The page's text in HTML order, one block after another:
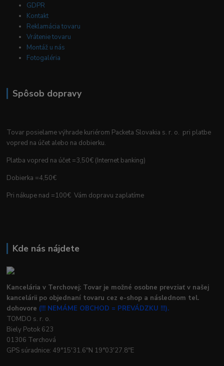
GDPR
Kontakt
Reklamácia tovaru
Vrátenie tovaru
Montáž u nás
Fotogaléria
Spôsob dopravy
Tovar posielame výhrade kuriérom Packeta Slovakia s. r. o. pri platbe
vopred na účet alebo na dobierku.
Platba vopred na účet =3,50€ (Internet banking)
Dobierka =4,50€
Pri nákupe nad =100€ Vám dopravu zaplatíme
Kde nás nájdete
Kancelária v Terchovej: Tovar je možné osobne prevziať v našej
kancelárii po objednaní tovaru cez e-shop a následnom tel.
dohovore (!!! NEMÁME OBCHOD = PREVÁDZKU !!!).
TOMDO s. r. o.
Biely Potok 623
01306 Terchová
GPS súradnice: 49°15'31.6"N 19°03'27.8"E